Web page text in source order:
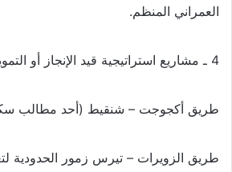
العمراني المنظم.
4 ـ مشاريع استراتيجية قيد الإنجاز أو التمويل(أمثلة )
طريق أكجوجت – شنقيط (أحد مطالب
طريق الزويرات – تيرس زمور الحدودية